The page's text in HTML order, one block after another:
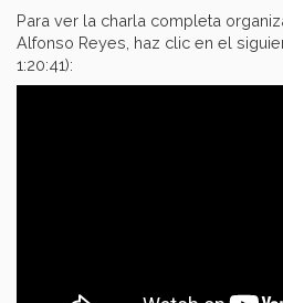
Para ver la charla completa
Alfonso Reyes, haz clic en el
1:20:41):